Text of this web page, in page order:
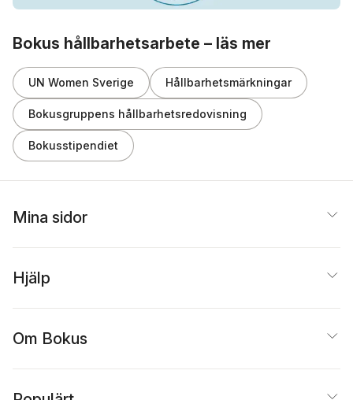
Bokus hållbarhetsarbete – läs mer
UN Women Sverige Hållbarhetsmärkningar
Bokusgruppens hållbarhetsredovisning
Bokusstipendiet
Mina sidor
Hjälp
Om Bokus